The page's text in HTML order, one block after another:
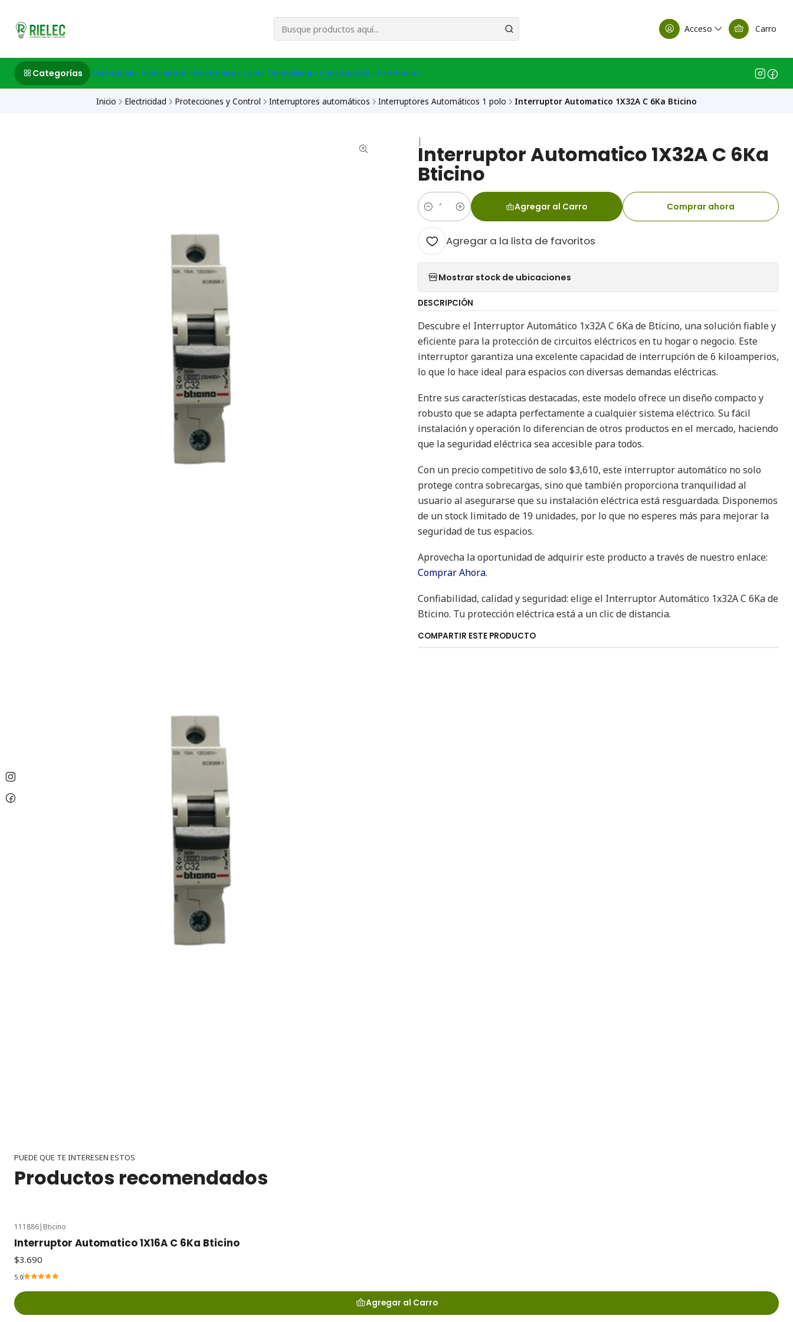
Acceso Carro
Categorías Electricidad Iluminación Electronica Linea Domiciliaria Construcción Ferreteria
Inicio Electricidad Protecciones y Control Interruptores automáticos Interruptores Automáticos 1 polo Interruptor Automatico 1X32A C 6Ka Bticino
|
Interruptor Automatico 1X32A C 6Ka
Bticino
Cantidad
Agregar al Carro Comprar ahora
Agregar a la lista de favoritos
Mostrar stock de ubicaciones
DESCRIPCIÓN
Descubre el Interruptor Automático 1x32A C 6Ka de Bticino, una solución fiable y
eficiente para la protección de circuitos eléctricos en tu hogar o negocio. Este
interruptor garantiza una excelente capacidad de interrupción de 6 kiloamperios,
lo que lo hace ideal para espacios con diversas demandas eléctricas.
Entre sus características destacadas, este modelo ofrece un diseño compacto y
robusto que se adapta perfectamente a cualquier sistema eléctrico. Su fácil
instalación y operación lo diferencian de otros productos en el mercado, haciendo
que la seguridad eléctrica sea accesible para todos.
Con un precio competitivo de solo $3,610, este interruptor automático no solo
protege contra sobrecargas, sino que también proporciona tranquilidad al
usuario al asegurarse que su instalación eléctrica está resguardada. Disponemos
de un stock limitado de 19 unidades, por lo que no esperes más para mejorar la
seguridad de tus espacios.
Aprovecha la oportunidad de adquirir este producto a través de nuestro enlace:
Comprar Ahora.
Confiabilidad, calidad y seguridad: elige el Interruptor Automático 1x32A C 6Ka de
Bticino. Tu protección eléctrica está a un clic de distancia.
COMPARTIR ESTE PRODUCTO
PUEDE QUE TE INTERESEN ESTOS
Productos recomendados
111886| Bticino
Interruptor Automatico 1X16A C 6Ka Bticino
$3.690
5.0
Agregar al Carro